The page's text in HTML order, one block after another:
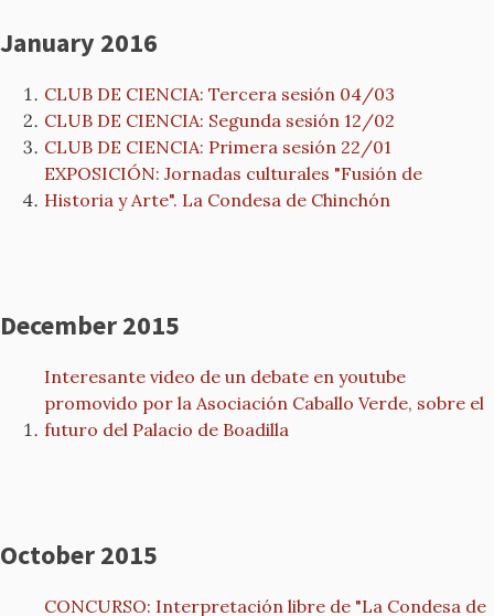
January 2016
CLUB DE CIENCIA: Tercera sesión 04/03
CLUB DE CIENCIA: Segunda sesión 12/02
CLUB DE CIENCIA: Primera sesión 22/01
EXPOSICIÓN: Jornadas culturales "Fusión de
Historia y Arte". La Condesa de Chinchón
December 2015
Interesante video de un debate en youtube
promovido por la Asociación Caballo Verde, sobre el
futuro del Palacio de Boadilla
October 2015
CONCURSO: Interpretación libre de "La Condesa de